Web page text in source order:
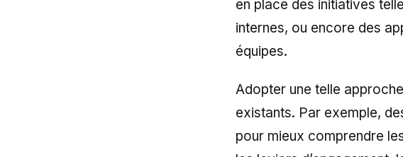
en place des initiatives
internes, ou encore des
équipes.
Adopter une telle
existants. Par exemple,
pour mieux comprendre